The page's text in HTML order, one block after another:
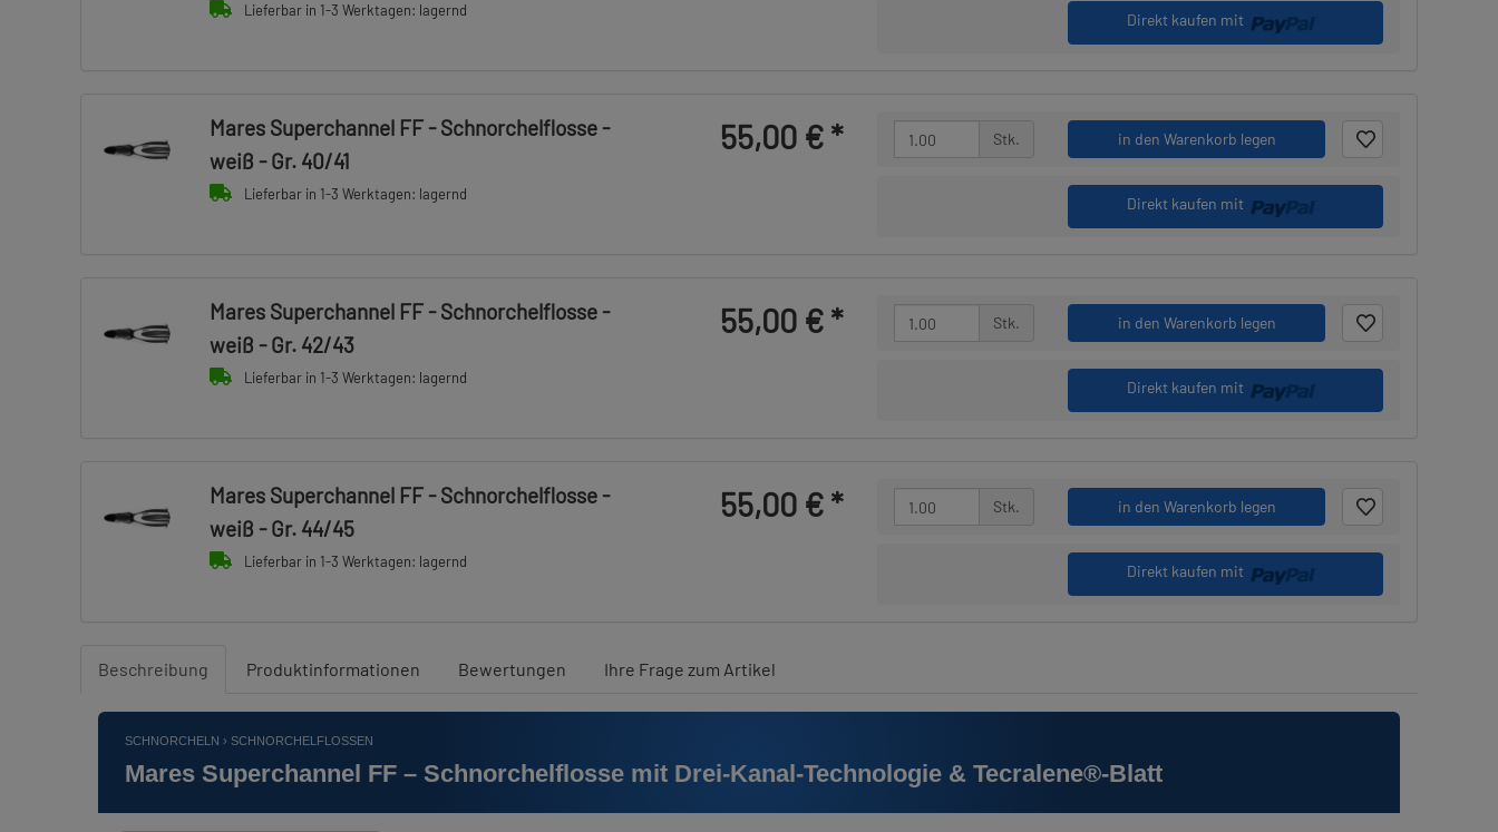
Lieferbar in 1-3 Werktagen: lagernd Direkt kaufen mit
Mares Superchannel FF - Schnorchelflosse -
weiß - Gr. 40/41
Lieferbar in 1-3 Werktagen: lagernd
55,00 €* Stk. in den Warenkorb legen
Direkt kaufen mit
Mares Superchannel FF - Schnorchelflosse -
weiß - Gr. 42/43
Lieferbar in 1-3 Werktagen: lagernd
55,00 €* Stk. in den Warenkorb legen
Direkt kaufen mit
Mares Superchannel FF - Schnorchelflosse -
weiß - Gr. 44/45
Lieferbar in 1-3 Werktagen: lagernd
55,00 €* Stk. in den Warenkorb legen
Direkt kaufen mit
Beschreibung Produktinformationen Bewertungen Ihre Frage zum Artikel
SCHNORCHELN › SCHNORCHELFLOSSEN
Mares Superchannel FF – Schnorchelflosse mit Drei-Kanal-Technologie & Tecralene®-Blatt